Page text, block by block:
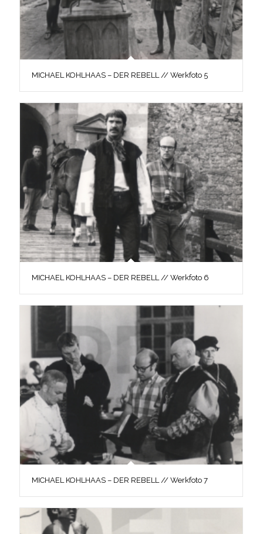
MICHAEL KOHLHAAS – DER REBELL // Werkfoto 5
MICHAEL KOHLHAAS – DER REBELL // Werkfoto 6
MICHAEL KOHLHAAS – DER REBELL // Werkfoto 7